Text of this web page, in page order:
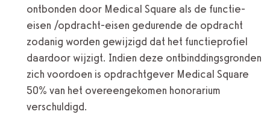
ontbonden door Medical Square als de functie-
eisen /opdracht-eisen gedurende de opdracht
zodanig worden gewijzigd dat het functieprofiel
daardoor wijzigt. Indien deze ontbinddingsgronden
zich voordoen is opdrachtgever Medical Square
50% van het overeengekomen honorarium
verschuldigd.